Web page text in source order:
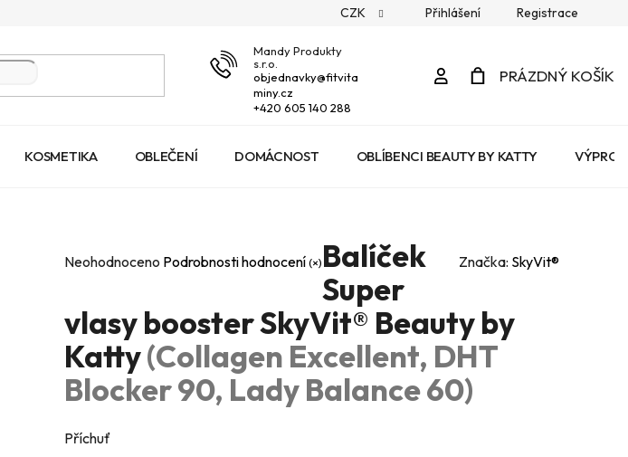
CZK Přihlášení Registrace
Mandy Produkty
s.r.o.
objednavky@fitvita
miny.cz
+420 605 140 288
PřihlášeníPRÁZDNÝ KOŠÍK
KOSMETIKA OBLEČENÍ DOMÁCNOST OBLÍBENCI BEAUTY BY KATTY
Průměrné
produktu
je
0,0
z
hvězdiček.
Neohodnoceno Podrobnosti hodnocení Značka: SkyVit®️
Balíček
Super
vlasy booster SkyVit® Beauty by
Katty(Collagen Excellent, DHT
Blocker 90, Lady Balance 60)
Příchuť